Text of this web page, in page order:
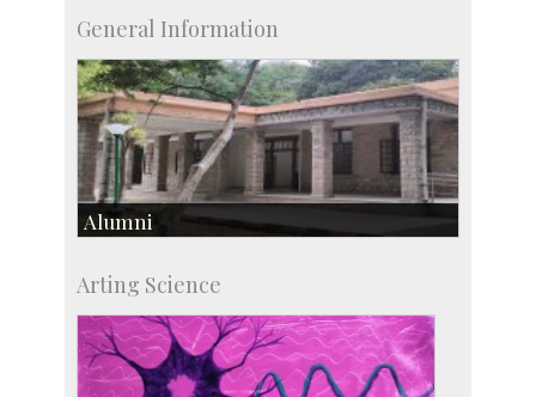
General Information
Alumni
IISc’s Alumni Portal
Arting Science